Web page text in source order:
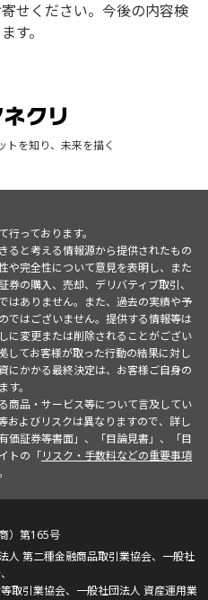
せください。今後の内容検
す。
トを知り、未来を描く
っております。
ると考える情報源から提供されたもの
や完全性について意見を表明し、また
の購入、売却、デリバティブ取引、
はありません。また、過去の実績や予
ではございません。提供する情報等は
に変更または削除されることがござい
してお客様が取った行動の結果に対し
にかかる最終決定は、お客様ご自身の
。
商品・サービス等について言及してい
およびリスクは異なりますので、詳し
価証券等書面」、「目論見書」、「目
トの「リスク・手数料などの重要事項
）第165号
人 第二種金融商品取引業協会、一般社
取引業協会、一般社団法人 資産運用業